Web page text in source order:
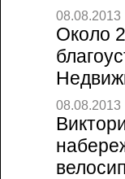
08.08.2013
Около
08.08.2013